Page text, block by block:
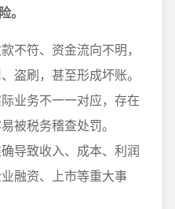
。
不符、资金流向不明，
盗刷，甚至形成坏账。
业务不一一对应，存在
被税务稽查处罚。
导致收入、成本、利润
融资、上市等重大事